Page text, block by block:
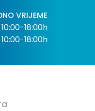
VRIJEME
18:00h
18:00h